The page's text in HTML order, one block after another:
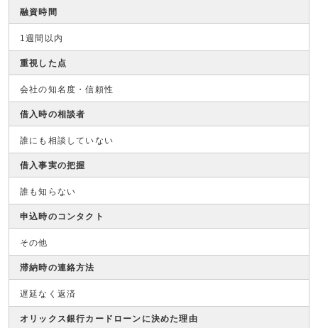
融資時間
1週間以内
重視した点
会社の知名度・信頼性
借入時の相談者
誰にも相談していない
借入事実の把握
誰も知らない
申込時のコンタクト
その他
滞納時の連絡方法
遅延なく返済
オリックス銀行カードローンに決めた理由